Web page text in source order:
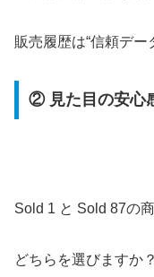
販売履歴は“信頼デー
② 見た目の安心
Sold 1 と Sold 87の商
どちらを選びますか？